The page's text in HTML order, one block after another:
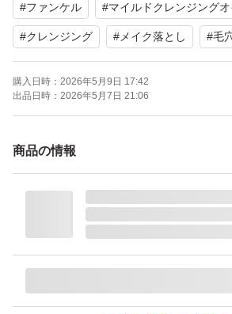
ブランド：ー
#ファンケル #マイルドクレンジング
#クレンジング #メイク落とし #毛
購入日時： 2026年5月9日 17:42
出品日時： 2026年5月7日 21:06
商品の情報